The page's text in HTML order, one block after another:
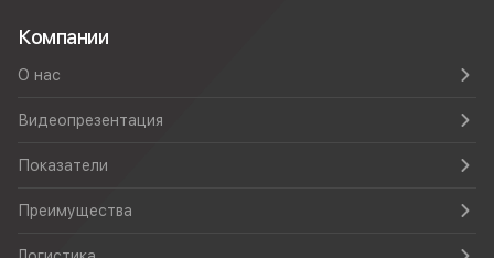
Компании
О нас
Видеопрезентация
Показатели
Преимущества